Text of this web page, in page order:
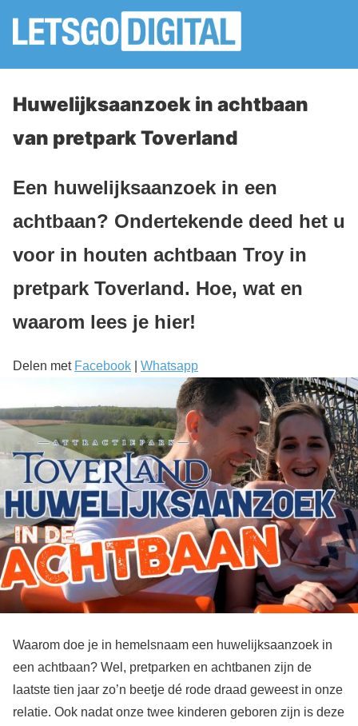
Huwelijksaanzoek in achtbaan
van pretpark Toverland
Een huwelijksaanzoek in een
achtbaan? Ondertekende deed het u
voor in houten achtbaan Troy in
pretpark Toverland. Hoe, wat en
waarom lees je hier!
Delen met Facebook Whatsapp
Waarom doe je in hemelsnaam een huwelijksaanzoek in
een achtbaan? Wel, pretparken en achtbanen zijn de
laatste tien jaar zo’n beetje dé rode draad geweest in onze
relatie. Ook nadat onze twee kinderen geboren zijn is deze